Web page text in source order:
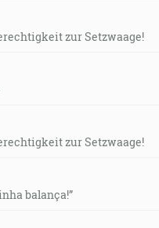
zur Setzwaage!
zur Setzwaage!
balança!”